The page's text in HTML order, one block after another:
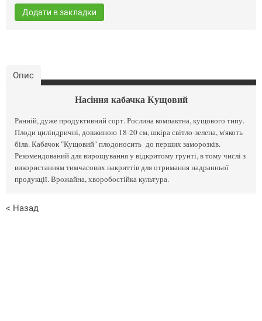
Додати в закладки
Опис
Насіння кабачка Кущовий
Ранній, дуже продуктивний сорт. Рослина компактна, кущового типу.
Плоди циліндричні, довжиною 18-20 см, шкіра світло-зелена, м'якоть
біла. Кабачок "Кущовий" плодоносить до перших заморозків.
Рекомендований для вирощування у відкритому грунті, в тому числі з
використанням тимчасових накриттів для отримання надранньої
продукції. Врожайна, хворобостійка культура.
< Назад